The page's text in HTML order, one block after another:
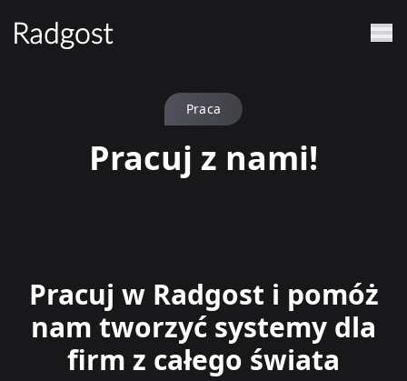
Praca
Pracuj z nami!
Pracuj w Radgost i pomóż
nam tworzyć systemy dla
firm z całego świata